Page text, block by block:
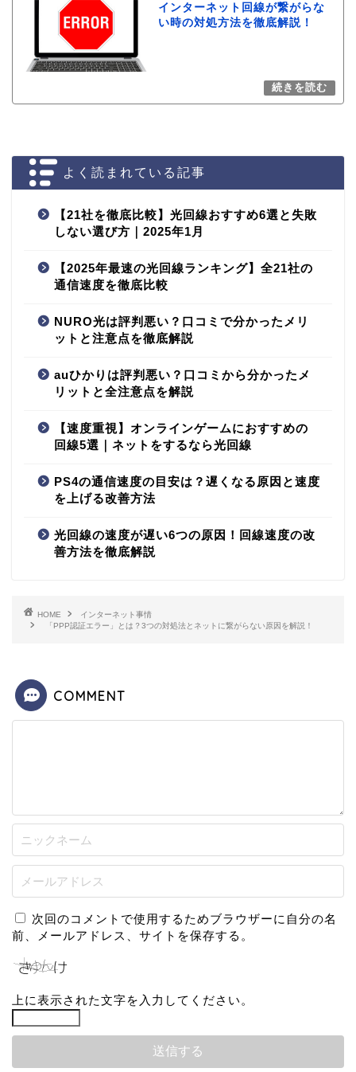
インターネット回線が繋がらな
い時の対処方法を徹底解説！
よく読まれている記事
【21社を徹底比較】光回線おすすめ6選と失敗
しない選び方｜2025年1月
【2025年最速の光回線ランキング】全21社の
通信速度を徹底比較
NURO光は評判悪い？口コミで分かったメリ
ットと注意点を徹底解説
auひかりは評判悪い？口コミから分かったメ
リットと全注意点を解説
【速度重視】オンラインゲームにおすすめの
回線5選｜ネットをするなら光回線
PS4の通信速度の目安は？遅くなる原因と速度
を上げる改善方法
光回線の速度が遅い6つの原因！回線速度の改
善方法を徹底解説
HOME
インターネット事情
「PPP認証エラー」とは？3つの対処法とネットに繋がらない原因を解説！
COMMENT
次回のコメントで使用するためブラウザーに自分の名
前、メールアドレス、サイトを保存する。
上に表示された文字を入力してください。